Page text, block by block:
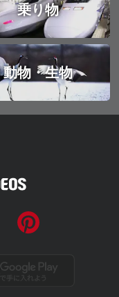
乗り物
動物・生物